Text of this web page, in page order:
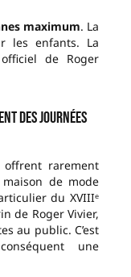
maximum. La
les enfants. La
de Roger
des Journées
rarement
maison de mode
du XVIIIᵉ
de Roger Vivier,
au public. C’est
une